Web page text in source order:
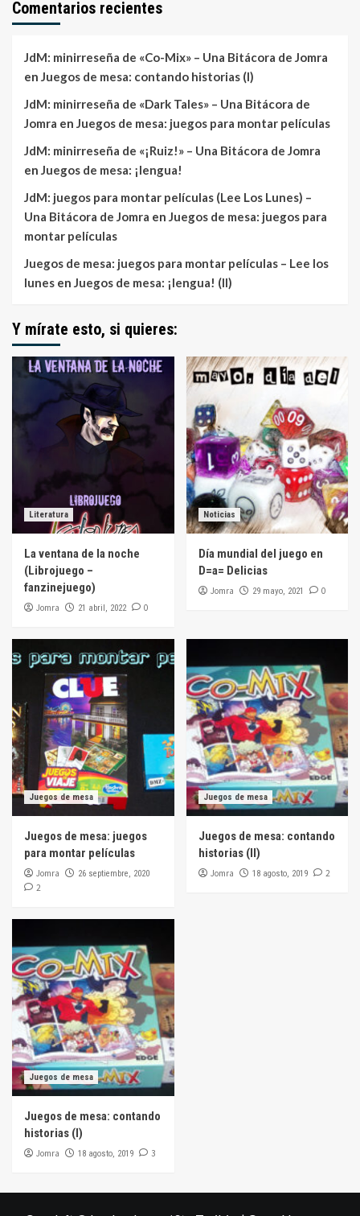
Comentarios recientes
JdM: minirreseña de «Co-Mix» – Una Bitácora de Jomra
en Juegos de mesa: contando historias (I)
JdM: minirreseña de «Dark Tales» – Una Bitácora de
Jomra en Juegos de mesa: juegos para montar películas
JdM: minirreseña de «¡Ruiz!» – Una Bitácora de Jomra
en Juegos de mesa: ¡lengua!
JdM: juegos para montar películas (Lee Los Lunes) –
Una Bitácora de Jomra en Juegos de mesa: juegos para
montar películas
Juegos de mesa: juegos para montar películas – Lee los
lunes en Juegos de mesa: ¡lengua! (II)
Y mírate esto, si quieres:
Literatura
La ventana de la noche
(Librojuego –
fanzinejuego)
Jomra 21 abril, 2022 0
Noticias
Día mundial del juego en
D=a= Delicias
Jomra 29 mayo, 2021 0
Juegos de mesa
Juegos de mesa: juegos
para montar películas
Jomra 26 septiembre, 2020
2
Juegos de mesa
Juegos de mesa: contando
historias (II)
Jomra 18 agosto, 2019 2
Juegos de mesa
Juegos de mesa: contando
historias (I)
Jomra 18 agosto, 2019 3